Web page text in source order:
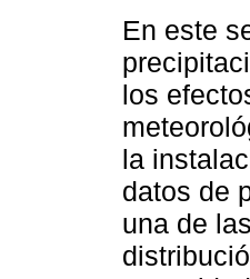
En este
los
la
datos de
una de